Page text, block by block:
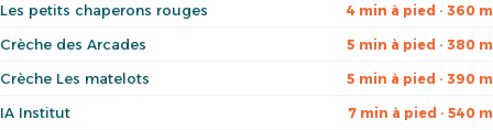
Les petits chaperons rouges 4 min à pied · 360 m
Crèche des Arcades 5 min à pied · 380 m
Crèche Les matelots 5 min à pied · 390 m
IA Institut 7 min à pied · 540 m